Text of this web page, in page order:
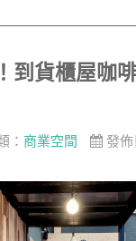
到貨櫃屋咖
： 商業空間
發